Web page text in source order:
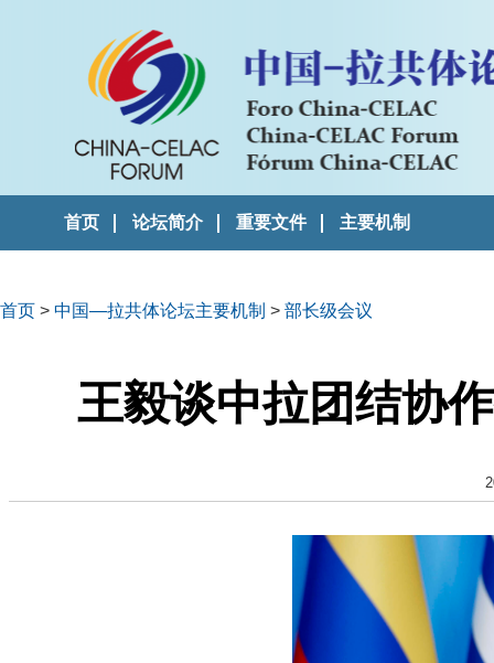
首页 论坛简介 重要文件 主要机制
首页 > 中国—拉共体论坛主要机制 > 部长级会议
王毅谈中拉团结协